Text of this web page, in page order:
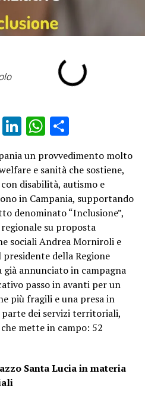
X LinkedIn
WhatsApp
Condividi
un provvedimento molto
e sanità che sostiene,
disabilità, autismo e
in Campania, supportando
denominato “Inclusione”,
su proposta
sociali Andrea Morniroli e
della Regione
già annunciato in campagna
passo in avanti per un
più fragili e una presa in
parte dei servizi territoriali,
mette in campo: 52
Santa Lucia in materia